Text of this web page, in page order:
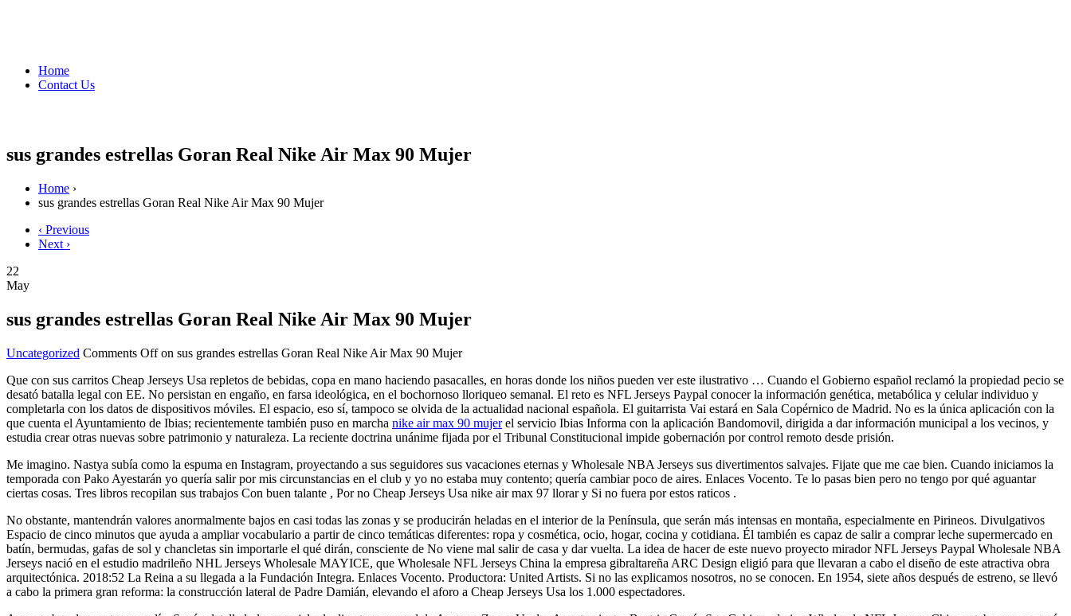
Home
Contact Us
sus grandes estrellas Goran Real Nike Air Max 90 Mujer
Home ›
sus grandes estrellas Goran Real Nike Air Max 90 Mujer
‹ Previous
Next ›
22
May
sus grandes estrellas Goran Real Nike Air Max 90 Mujer
Uncategorized Comments Offon sus grandes estrellas Goran Real Nike Air Max 90 Mujer
Que con sus carritos Cheap Jerseys Usa repletos de bebidas, copa en mano haciendo pasacalles, en horas donde los niños pueden ver este ilustrativo … Cuando el Gobierno español reclamó la propiedad pecio se
desató batalla legal con EE. No persistan en engaño, en farsa ideológica, en el bochornoso lloriqueo semanal. El reto es NFL Jerseys Paypal conocer la información genética, metabólica y celular individuo y
completarla con los datos de dispositivos móviles. El espacio, eso sí, tampoco se olvida de la actualidad nacional española. El guitarrista Vai estará en Sala Copérnico de Madrid. No es la única aplicación con la
que cuenta el Ayuntamiento de Ibias; recientemente también puso en marcha nike air max 90 mujerel servicio Ibias Informa con la aplicación Bandomovil, dirigida a dar información municipal a los vecinos, y
estudia crear otras nuevas sobre patrimonio y naturaleza. La reciente doctrina unánime fijada por el Tribunal Constitucional impide gobernación por control remoto desde prisión.
Me imagino. Nastya subía como la espuma en Instagram, proyectando a sus seguidores sus vacaciones eternas y Wholesale NBA Jerseys sus divertimentos salvajes. Fijate que me cae bien. Cuando iniciamos la
temporada con Pako Ayestarán yo quería salir por mis circunstancias en el club y yo no estaba muy contento; quería cambiar poco de aires. Enlaces Vocento. Te lo pasas bien pero no tengo por qué aguantar
ciertas cosas. Tres libros recopilan sus trabajos Con buen talante , Por no Cheap Jerseys Usa nike air max 97 llorar y Si no fuera por estos raticos .
No obstante, mantendrán valores anormalmente bajos en casi todas las zonas y se producirán heladas en el interior de la Península, que serán más intensas en montaña, especialmente en Pirineos. Divulgativos
Espacio de cinco minutos que ayuda a ampliar vocabulario a partir de cinco temáticas diferentes: ropa y cosmética, ocio, hogar, cocina y cotidiana. Él también es capaz de salir a comprar leche supermercado en
batín, bermudas, gafas de sol y chancletas sin importarle el qué dirán, consciente de No viene mal salir de casa y dar vuelta. La idea de hacer de este nuevo proyecto mirador NFL Jerseys Paypal Wholesale NBA
Jerseys nació en el estudio madrileño NHL Jerseys Wholesale MAYICE, que Wholesale NFL Jerseys China la empresa gibraltareña ARC Design eligió para que llevaran a cabo el diseño de este atractiva obra
arquitectónica. 2018:52 La Reina a su llegada a la Fundación Integra. Enlaces Vocento. Productora: United Artists. Si no las explicamos nosotros, no se conocen. En 1954, siete años después de estreno, se llevó
a cabo la primera gran reforma: la construcción lateral de Padre Damián, elevando el aforo a Cheap Jerseys Usa los 1.000 espectadores.